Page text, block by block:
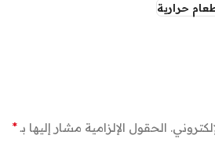
حرارية
الحقول الإلزامية مشار إليها بـ*